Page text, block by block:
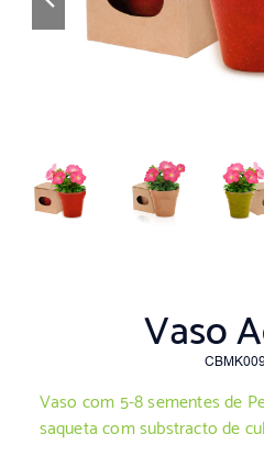
Vaso
Vaso com 5-8 sementes de
saqueta com substracto de